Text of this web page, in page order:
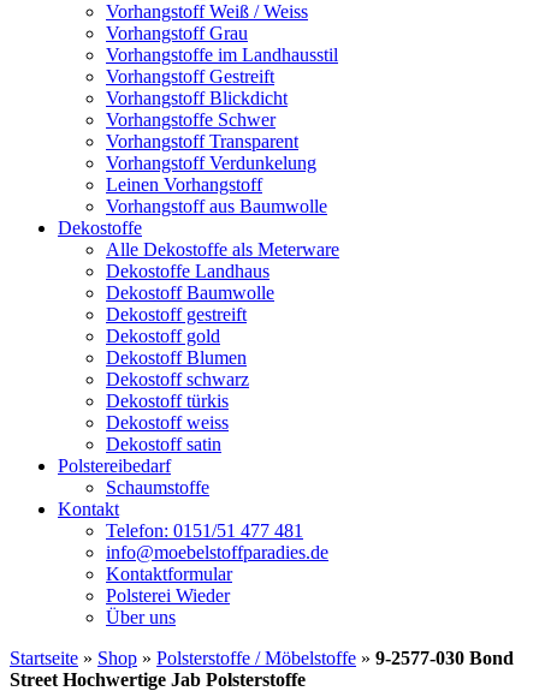
Vorhangstoff Weiß / Weiss
Vorhangstoff Grau
Vorhangstoffe im Landhausstil
Vorhangstoff Gestreift
Vorhangstoff Blickdicht
Vorhangstoffe Schwer
Vorhangstoff Transparent
Vorhangstoff Verdunkelung
Leinen Vorhangstoff
Vorhangstoff aus Baumwolle
Dekostoffe
Alle Dekostoffe als Meterware
Dekostoffe Landhaus
Dekostoff Baumwolle
Dekostoff gestreift
Dekostoff gold
Dekostoff Blumen
Dekostoff schwarz
Dekostoff türkis
Dekostoff weiss
Dekostoff satin
Polstereibedarf
Schaumstoffe
Kontakt
Telefon: 0151/51 477 481
info@moebelstoffparadies.de
Kontaktformular
Polsterei Wieder
Über uns
Startseite » Shop » Polsterstoffe / Möbelstoffe » 9-2577-030 Bond
Street Hochwertige Jab Polsterstoffe